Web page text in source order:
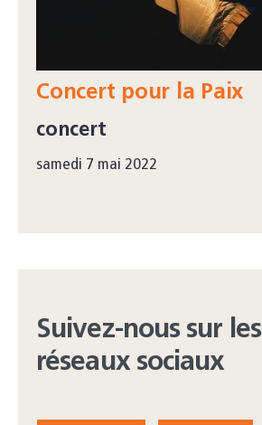
Concert pour la Paix
concert
samedi 7 mai 2022
Suivez-nous sur les
réseaux sociaux